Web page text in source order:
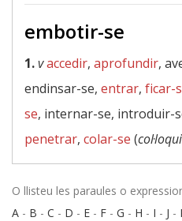
embotir-se
1.vaccedir, aprofundir,
endinsar-se, entrar, ficar-
se, internar-se, introduir-
penetrar, colar-se (
O llisteu les paraules o
A - B - C - D - E - F - G - H - I - J -